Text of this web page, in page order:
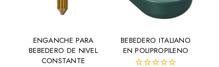
ENGANCHE PARA
BEBEDERO DE NIVEL
CONSTANTE
BEBEDERO ITALIANO
EN POLIPROPILENO